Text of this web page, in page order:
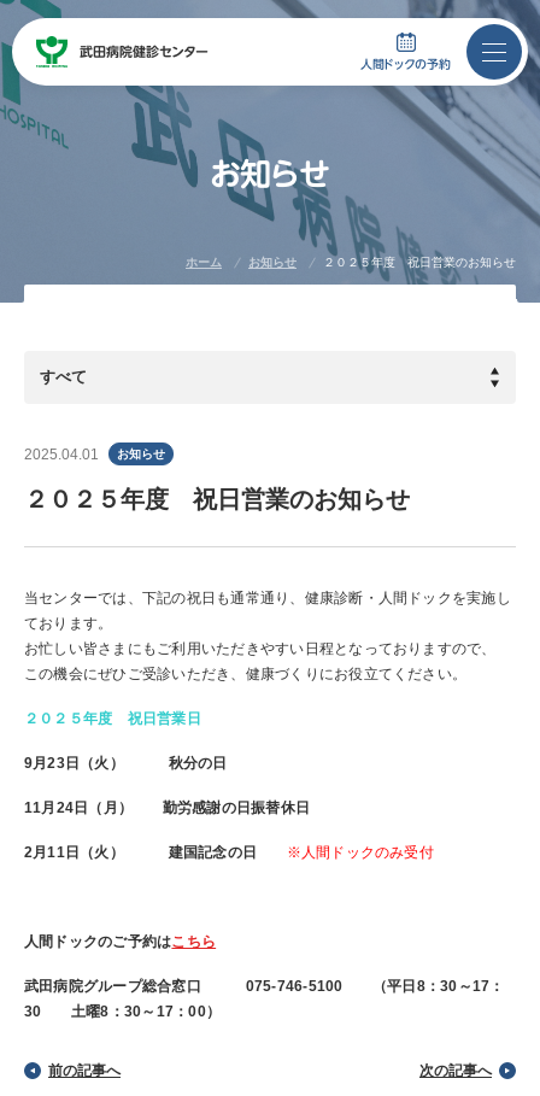
武田病院健診センター
武田病院健診センター
人間ドックの予約
075-746-5100
人間ドック
一日コース
オプション検査
各種健診
定期・雇入時健診
特定健康診査･特定保健指導
健診ご担当者様
企業健診（施設型）
企業インタビュー
施設概要
医師紹介
基本情報
よくあるご質問
プライバシーポリシー
SDGsへの取り組み
宇治武田病院
人間ドックの予約
お知らせ
ホーム お知らせ ２０２５年度 祝日営業のお知らせ
2025.04.01 お知らせ
２０２５年度 祝日営業のお知らせ
当センターでは、下記の祝日も通常通り、健康診断・人間ドックを実施し
ております。
お忙しい皆さまにもご利用いただきやすい日程となっておりますので、
この機会にぜひご受診いただき、健康づくりにお役立てください。
２０２５年度 祝日営業日
9月23日（火） 秋分の日
11月24日（月） 勤労感謝の日振替休日
2月11日（火） 建国記念の日 ※人間ドックのみ受付
人間ドックのご予約はこちら
武田病院グループ総合窓口 075-746-5100
（平日8：30～17：
30 土曜8：30～17：00）
前の記事へ 次の記事へ